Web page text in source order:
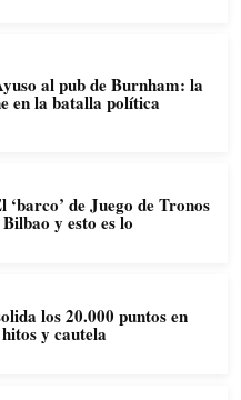
al pub de Burnham: la
en la batalla política
‘barco’ de Juego de Tronos
y esto es lo
los 20.000 puntos en
y cautela